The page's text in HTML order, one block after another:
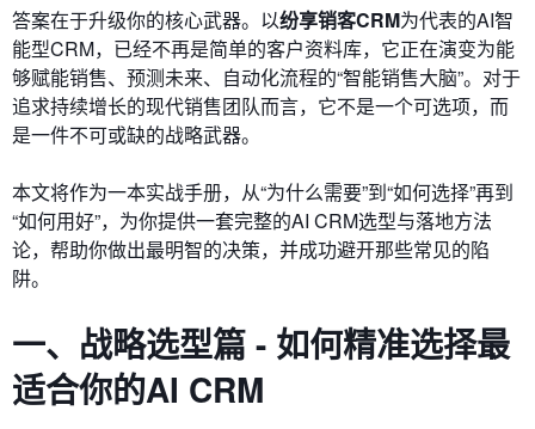
答案在于升级你的核心武器。以纷享销客CRM为代表的AI智
能型CRM，已经不再是简单的客户资料库，它正在演变为能
够赋能销售、预测未来、自动化流程的“智能销售大脑”。对于
追求持续增长的现代销售团队而言，它不是一个可选项，而
是一件不可或缺的战略武器。
本文将作为一本实战手册，从“为什么需要”到“如何选择”再到
“如何用好”，为你提供一套完整的AI CRM选型与落地方法
论，帮助你做出最明智的决策，并成功避开那些常见的陷
阱。
一、战略选型篇 - 如何精准选择最
适合你的AI CRM